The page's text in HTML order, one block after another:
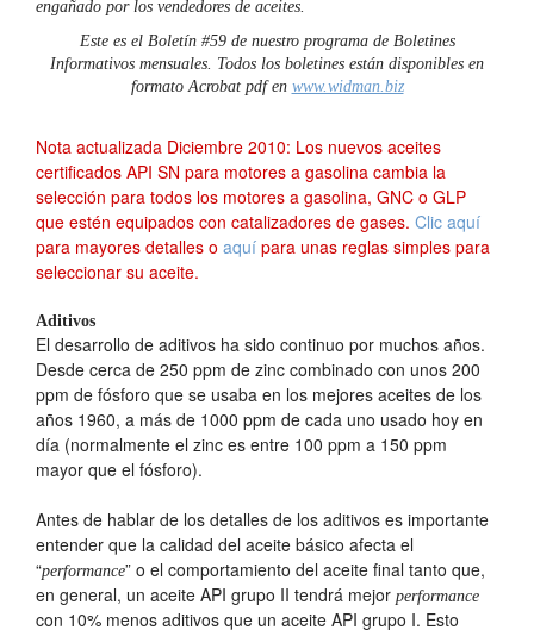
engañado por los vendedores de aceites.
Este es el Boletín #59 de nuestro programa de Boletines
Informativos mensuales. Todos los boletines están disponibles en
formato Acrobat pdf en www.widman.biz
Nota actualizada Diciembre 2010: Los nuevos aceites
certificados API SN para motores a gasolina cambia la
selección para todos los motores a gasolina, GNC o GLP
que estén equipados con catalizadores de gases. Clic aquí
para mayores detalles o aquí para unas reglas simples para
seleccionar su aceite.
Aditivos
El desarrollo de aditivos ha sido continuo por muchos años.
Desde cerca de 250 ppm de zinc combinado con unos 200
ppm de fósforo que se usaba en los mejores aceites de los
años 1960, a más de 1000 ppm de cada uno usado hoy en
día (normalmente el zinc es entre 100 ppm a 150 ppm
mayor que el fósforo).
Antes de hablar de los detalles de los aditivos es importante
entender que la calidad del aceite básico afecta el
“performance” o el comportamiento del aceite final tanto que,
en general, un aceite API grupo II tendrá mejor performance
con 10% menos aditivos que un aceite API grupo I. Esto